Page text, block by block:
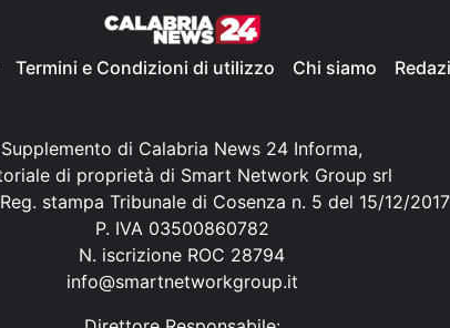
Termini e Condizioni di utilizzo Chi siamo
Supplemento di Calabria News 24 Informa,
di proprietà di Smart Network Group srl
stampa Tribunale di Cosenza n. 5 del 15/12/2017
P. IVA 03500860782
N. iscrizione ROC 28794
info@smartnetworkgroup.it